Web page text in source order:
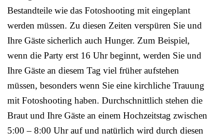
Bestandteile wie das Fotoshooting mit eingeplant
werden müssen. Zu diesen Zeiten verspüren Sie und
Ihre Gäste sicherlich auch Hunger. Zum Beispiel,
wenn die Party erst 16 Uhr beginnt, werden Sie und
Ihre Gäste an diesem Tag viel früher aufstehen
müssen, besonders wenn Sie eine kirchliche Trauung
mit Fotoshooting haben. Durchschnittlich stehen die
Braut und Ihre Gäste an einem Hochzeitstag zwischen
5:00 – 8:00 Uhr auf und natürlich wird durch diesen